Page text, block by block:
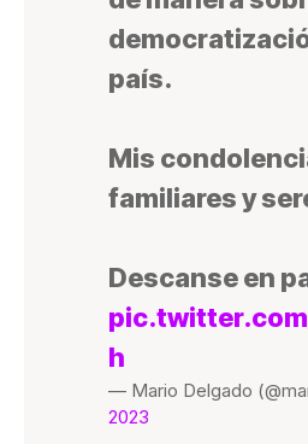
país.
Mis
familiares y
Descanse en
h
— Mario Delgado
2023